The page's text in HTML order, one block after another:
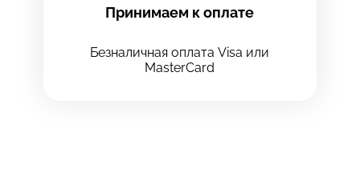
Принимаем к оплате
Безналичная оплата Visa или
MasterCard